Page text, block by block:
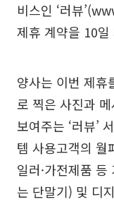
비스인 ‘러뷰
제휴 계약을 10일
양사는 이번 제휴
로 찍은 사진과
보여주는 ‘러뷰’
템 사용고객의 월
일러·가전제품
는 단말기) 및 디